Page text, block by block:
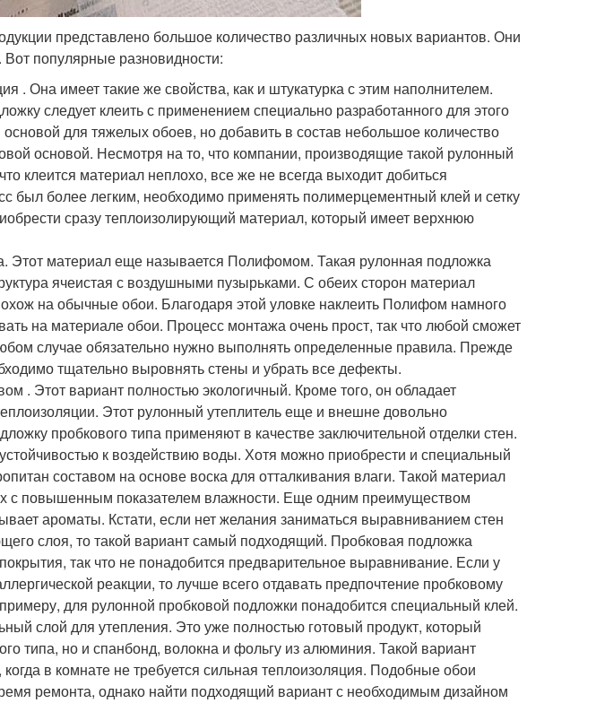
представлено большое количество различных новых вариантов. Они
популярные разновидности:
. Она имеет такие же свойства, как и штукатурка с этим наполнителем.
следует клеить с применением специально разработанного для этого
для тяжелых обоев, но добавить в состав небольшое количество
основой. Несмотря на то, что компании, производящие такой рулонный
клеится материал неплохо, все же не всегда выходит добиться
был более легким, необходимо применять полимерцементный клей и сетку
сразу теплоизолирующий материал, который имеет верхнюю
Этот материал еще называется Полифомом. Такая рулонная подложка
ячеистая с воздушными пузырьками. С обеих сторон материал
на обычные обои. Благодаря этой уловке наклеить Полифом намного
на материале обои. Процесс монтажа очень прост, так что любой сможет
случае обязательно нужно выполнять определенные правила. Прежде
тщательно выровнять стены и убрать все дефекты.
. Этот вариант полностью экологичный. Кроме того, он обладает
Этот рулонный утеплитель еще и внешне довольно
пробкового типа применяют в качестве заключительной отделки стен.
к воздействию воды. Хотя можно приобрести и специальный
составом на основе воска для отталкивания влаги. Такой материал
с повышенным показателем влажности. Еще одним преимуществом
ароматы. Кстати, если нет желания заниматься выравниванием стен
слоя, то такой вариант самый подходящий. Пробковая подложка
так что не понадобится предварительное выравнивание. Если у
реакции, то лучше всего отдавать предпочтение пробковому
для рулонной пробковой подложки понадобится специальный клей.
слой для утепления. Это уже полностью готовый продукт, который
типа, но и спанбонд, волокна и фольгу из алюминия. Такой вариант
в комнате не требуется сильная теплоизоляция. Подобные обои
ремонта, однако найти подходящий вариант с необходимым дизайном